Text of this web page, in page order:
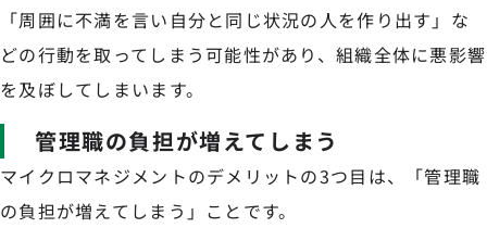
「周囲に不満を言い自分と同じ状況の人を作り出す」な
どの行動を取ってしまう可能性があり、組織全体に悪影響
を及ぼしてしまいます。
管理職の負担が増えてしまう
マイクロマネジメントのデメリットの3つ目は、「管理職
の負担が増えてしまう」ことです。